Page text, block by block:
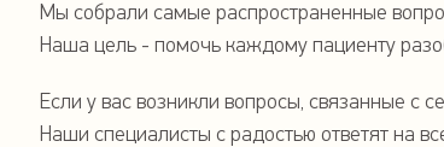
Мы собрали самые распространенные
Наша цель - помочь каждому пациенту
Если у вас возникли вопросы, связанные с
Наши специалисты с радостью ответят на